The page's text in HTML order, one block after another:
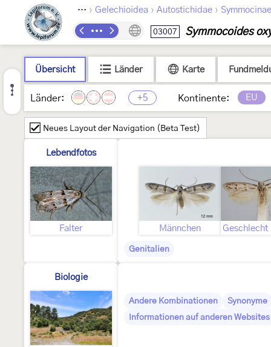
Lepidoptera › Gelechioidea › Autostichidae › Symmocinae
03007 Symmocoides
Übersicht Länder Karte
Länder: +5 Kontinente: EU
Neues Layout der Navigation (Beta Test)
Lebendfotos
Falter Männchen
Genitalien
Biologie
Andere Kombinationen
Synonyme
Informationen auf anderen